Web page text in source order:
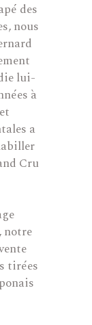
des
nous
lui-
à
a
Cru
notre
tirées